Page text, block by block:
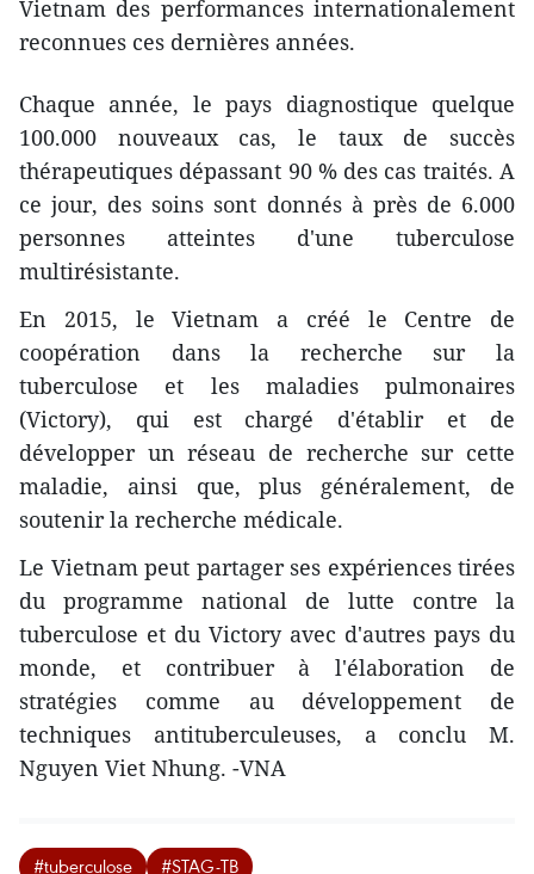
Vietnam des performances internationalement
reconnues ces dernières années.
Chaque année, le pays diagnostique quelque
100.000 nouveaux ​cas, le taux de succès
thérapeutiques dépassant 90 % des cas ​traités. A
ce jour, ​des soins sont donnés à près de 6.000
personnes atteintes d'une tuberculose
multirésistante.
En 2015, le Vietnam a créé le Centre de
coopération dans la recherche sur la
tuberculose et les maladies pulmonaires
(Victory), qui est chargé d'établir et de
développer un réseau de recherche sur cette
maladie, ainsi que, plus généralement, de
soutenir la recherche médicale.
Le Vietnam peut partager ses expériences tirées
du programme national de lutte contre la
tuberculose et du Victory avec d'autres pays du
monde, et contribuer à l'élaboration de
stratégies comme au développement de
techniques antituberculeuses, a conclu M.
Nguyen Viet Nhung. -VNA
#tuberculose #STAG-TB